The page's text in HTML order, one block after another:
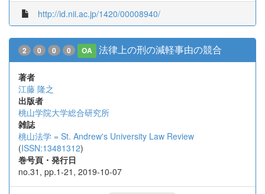
http://id.nii.ac.jp/1420/00008940/
2 0 0 0 OA 法律上の刑の減軽事由の競合
著者
江藤 隆之
出版者
桃山学院大学総合研究所
雑誌
桃山法学 = St. Andrew's University Law Review
(ISSN:13481312)
巻号頁・発行日
no.31, pp.1-21, 2019-10-07